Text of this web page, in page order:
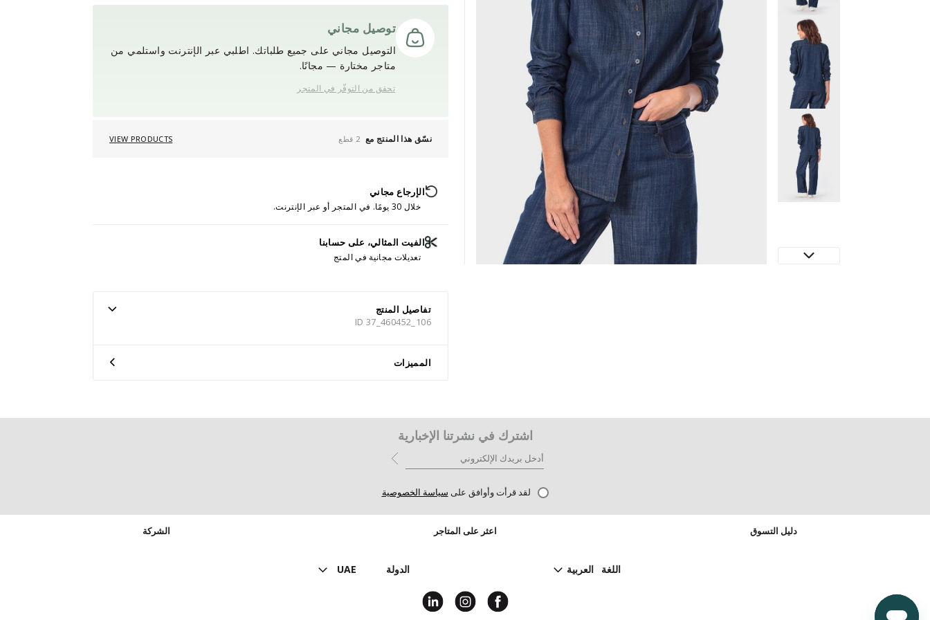
توصيل مجاني
التوصيل مجاني على جميع طلباتك. اطلبي عبر الإنترنت واستلمي من
متاجر مختارة — مجانًا.
تحقق من التوفّر في المتجر
نسّق هذا المنتج مع 2 قطع VIEW PRODUCTS
الإرجاع مجاني
خلال 30 يومًا. في المتجر أو عبر الإنترنت.
الفيت المثالي، على حسابنا
تعديلات مجانية في المتج
تفاصيل المنتج
ID 37_460452_106
المميزات
اشترك في نشرتنا الإخبارية
لقد قرأت وأوافق على سياسة الخصوصية
دليل التسوق اعثر على المتاجر الشركة
اللغة العربية الدولة UAE